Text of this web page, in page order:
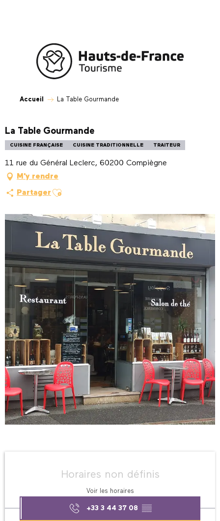
Accueil La Table Gourmande
La Table Gourmande
CUISINE FRANÇAISE CUISINE TRADITIONNELLE TRAITEUR
11 rue du Général Leclerc, 60200 Compiègne
M'y rendre
Partager Ajouter aux favoris
Horaires non définis
Voir les horaires
+33 3 44 37 08 ▒▒